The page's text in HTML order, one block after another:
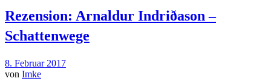
Rezension: Arnaldur Indriðason –
Schattenwege
8. Februar 2017
von Imke